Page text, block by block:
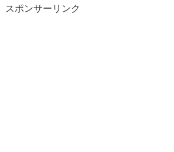
スポンサーリンク